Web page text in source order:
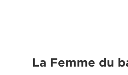
La Femme du